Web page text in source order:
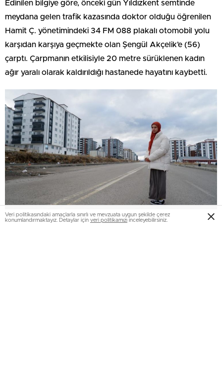
Edinilen bilgiye göre, önceki gün Yıldızkent semtinde
meydana gelen trafik kazasında doktor olduğu öğrenilen
Hamit Ç. yönetimindeki 34 FM 088 plakalı otomobil yolu
karşıdan karşıya geçmekte olan Şengül Akçelik’e (56)
çarptı. Çarpmanın etkilisiyle 20 metre sürüklenen kadın
ağır yaralı olarak kaldırıldığı hastanede hayatını kaybetti.
Veri politikasındaki amaçlarla sınırlı ve mevzuata uygun şekilde çerez
konumlandırmaktayız. Detaylar için veri politikamızı inceleyebilirsiniz.